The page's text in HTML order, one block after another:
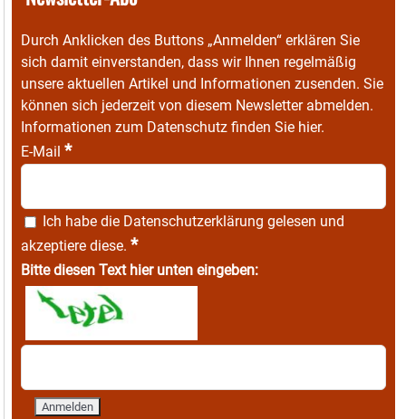
Durch Anklicken des Buttons „Anmelden“ erklären Sie
sich damit einverstanden, dass wir Ihnen regelmäßig
unsere aktuellen Artikel und Informationen zusenden. Sie
können sich jederzeit von diesem Newsletter abmelden.
Informationen zum Datenschutz finden Sie hier.
E-Mail *
Ich habe die Datenschutzerklärung gelesen und
akzeptiere diese. *
Bitte diesen Text hier unten eingeben: